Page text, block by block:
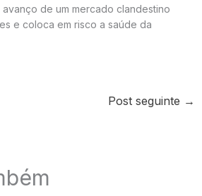
de um mercado clandestino
e coloca em risco a saúde da
Post seguinte →